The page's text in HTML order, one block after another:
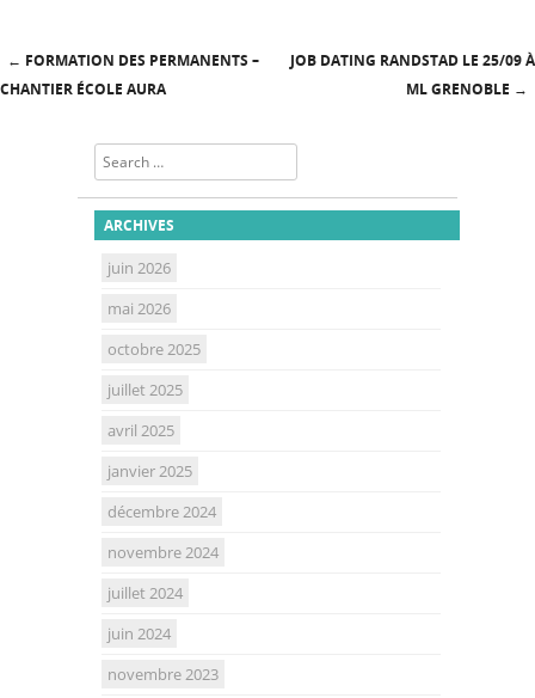
Post navigation
← FORMATION DES PERMANENTS –
CHANTIER ÉCOLE AURA
JOB DATING RANDSTAD LE 25/09 À
ML GRENOBLE →
Search
ARCHIVES
juin 2026
mai 2026
octobre 2025
juillet 2025
avril 2025
janvier 2025
décembre 2024
novembre 2024
juillet 2024
juin 2024
novembre 2023